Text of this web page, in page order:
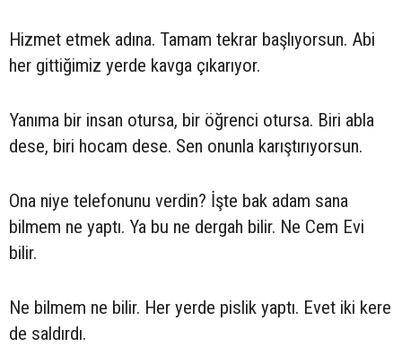
Hizmet etmek adına. Tamam tekrar başlıyorsun. Abi
her gittiğimiz yerde kavga çıkarıyor.
Yanıma bir insan otursa, bir öğrenci otursa. Biri abla
dese, biri hocam dese. Sen onunla karıştırıyorsun.
Ona niye telefonunu verdin? İşte bak adam sana
bilmem ne yaptı. Ya bu ne dergah bilir. Ne Cem Evi
bilir.
Ne bilmem ne bilir. Her yerde pislik yaptı. Evet iki kere
de saldırdı.